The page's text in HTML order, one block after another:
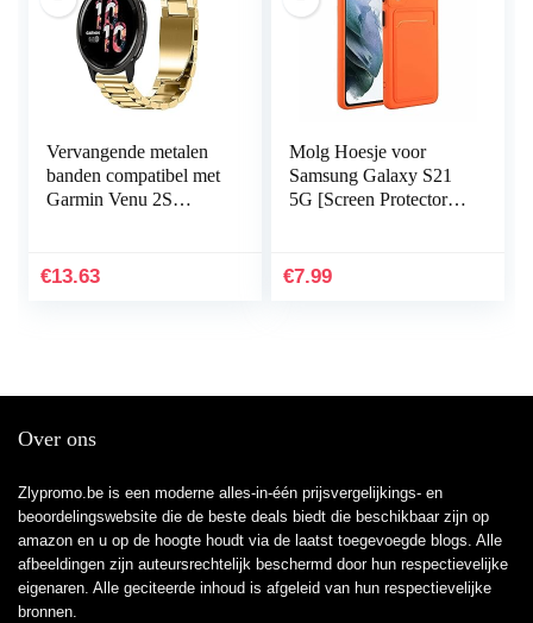
Vervangende metalen
banden compatibel met
Garmin Venu 2S
horlogeband bandjes
€13.63
Molg Hoesje voor
Samsung Galaxy S21
5G [Screen Protector]
Proof
€7.99
Over ons
Zlypromo.be is een moderne alles-in-één prijsvergelijkings- en
beoordelingswebsite die de beste deals biedt die beschikbaar zijn op
amazon en u op de hoogte houdt via de laatst toegevoegde blogs. Alle
afbeeldingen zijn auteursrechtelijk beschermd door hun respectievelijke
eigenaren. Alle geciteerde inhoud is afgeleid van hun respectievelijke
bronnen.